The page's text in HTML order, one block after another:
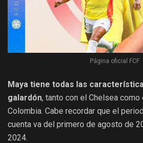
Página oficial FCF
Maya tiene todas las
galardón, tanto con el Chelsea como
Colombia. Cabe recordar que el
cuenta va del primero de agosto de
2024.